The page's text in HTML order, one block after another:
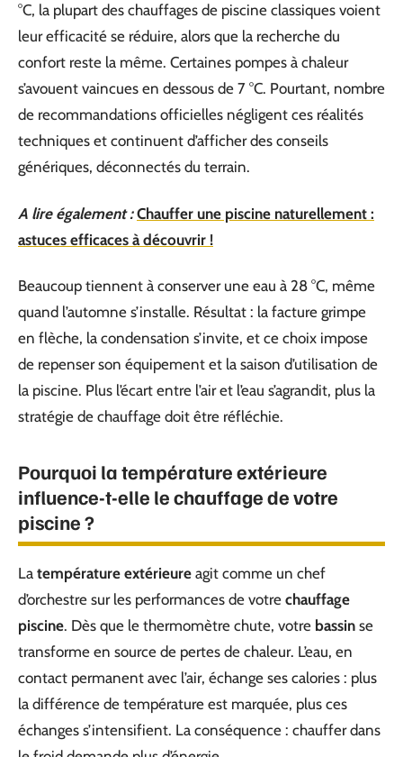
°C, la plupart des chauffages de piscine classiques voient
leur efficacité se réduire, alors que la recherche du
confort reste la même. Certaines pompes à chaleur
s’avouent vaincues en dessous de 7 °C. Pourtant, nombre
de recommandations officielles négligent ces réalités
techniques et continuent d’afficher des conseils
génériques, déconnectés du terrain.
A lire également : Chauffer une piscine naturellement :
astuces efficaces à découvrir !
Beaucoup tiennent à conserver une eau à 28 °C, même
quand l’automne s’installe. Résultat : la facture grimpe
en flèche, la condensation s’invite, et ce choix impose
de repenser son équipement et la saison d’utilisation de
la piscine. Plus l’écart entre l’air et l’eau s’agrandit, plus la
stratégie de chauffage doit être réfléchie.
Pourquoi la température extérieure
influence-t-elle le chauffage de votre
piscine ?
La température extérieure agit comme un chef
d’orchestre sur les performances de votre chauffage
piscine. Dès que le thermomètre chute, votre bassin se
transforme en source de pertes de chaleur. L’eau, en
contact permanent avec l’air, échange ses calories : plus
la différence de température est marquée, plus ces
échanges s’intensifient. La conséquence : chauffer dans